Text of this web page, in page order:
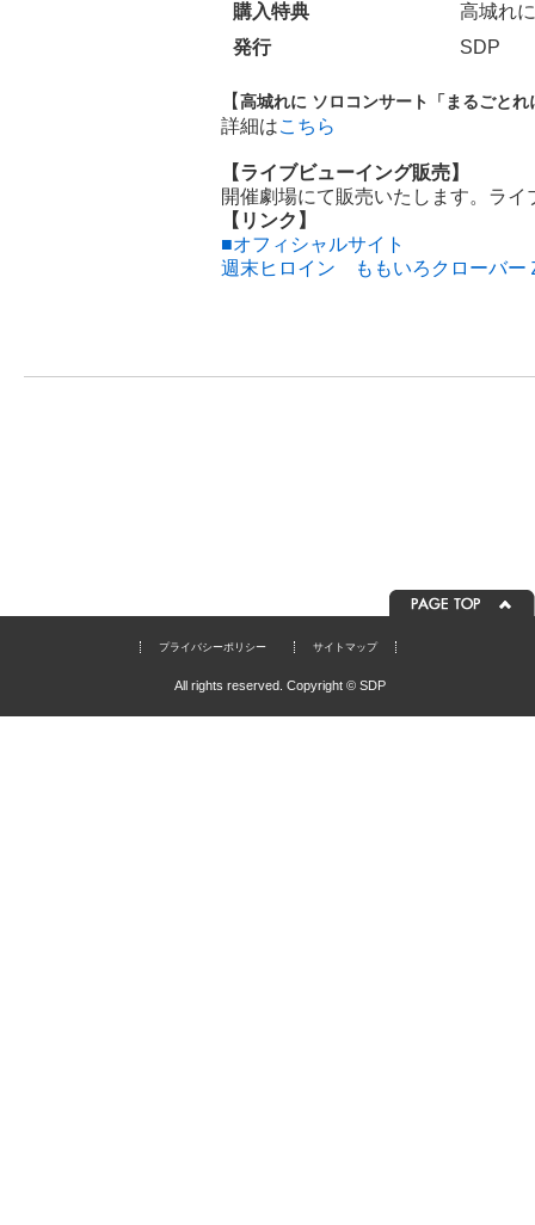
購入特典
高城れ
発行
SDP
【高城れに ソロコンサート「まるごとれ
詳細はこちら
【ライブビューイング販売】
開催劇場にて販売いたします。ラ
【リンク】
■オフィシャルサイト
週末ヒロイン ももいろクローバ
プライバシーポリシー サイトマップ
All rights reserved. Copyright © SDP